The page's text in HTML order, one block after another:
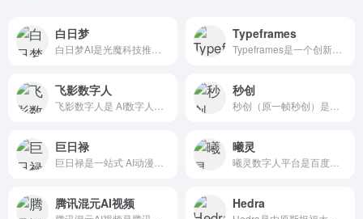
白日梦 Typeframes
飞影数字人 秒创
巨日禄 曦灵
腾讯混元AI视频 Hedra